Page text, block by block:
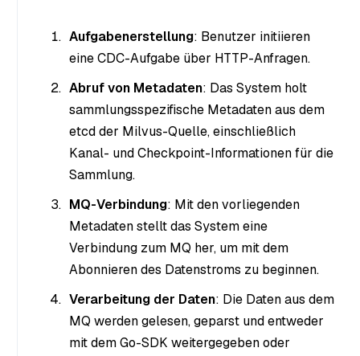
Aufgabenerstellung: Benutzer initiieren
eine CDC-Aufgabe über HTTP-Anfragen.
Abruf von Metadaten: Das System holt
sammlungsspezifische Metadaten aus dem
etcd der Milvus-Quelle, einschließlich
Kanal- und Checkpoint-Informationen für die
Sammlung.
MQ-Verbindung: Mit den vorliegenden
Metadaten stellt das System eine
Verbindung zum MQ her, um mit dem
Abonnieren des Datenstroms zu beginnen.
Verarbeitung der Daten: Die Daten aus dem
MQ werden gelesen, geparst und entweder
mit dem Go-SDK weitergegeben oder